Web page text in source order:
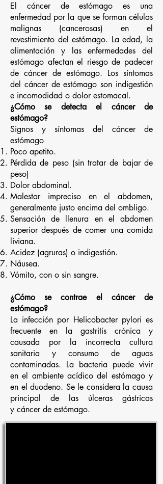
El cáncer de estómago es una
enfermedad por la que se forman células
malignas (cancerosas) en el
revestimiento del estómago. La edad, la
alimentación y las enfermedades del
estómago afectan el riesgo de padecer
de cáncer de estómago. Los síntomas
del cáncer de estómago son indigestión
e incomodidad o dolor estomacal.
¿Cómo se detecta el cáncer de
estómago?
Signos y síntomas del cáncer de
estómago
Poco apetito.
Pérdida de peso (sin tratar de bajar de
peso)
Dolor abdominal.
Malestar impreciso en el abdomen,
generalmente justo encima del ombligo.
Sensación de llenura en el abdomen
superior después de comer una comida
liviana.
Acidez (agruras) o indigestión.
Náusea.
Vómito, con o sin sangre.
¿Cómo se contrae el cáncer de
estómago?
La infección por Helicobacter pylori es
frecuente en la gastritis crónica y
causada por la incorrecta cultura
sanitaria y consumo de aguas
contaminadas. La bacteria puede vivir
en el ambiente acídico del estómago y
en el duodeno. Se le considera la causa
principal de las úlceras gástricas
y cáncer de estómago.